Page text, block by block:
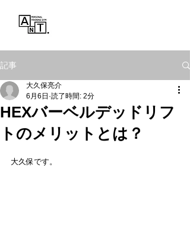
記事
HEXバーベルデッドリフ
トのメリットとは？
大久保亮介
6月6日 読了時間: 2分
大久保です。